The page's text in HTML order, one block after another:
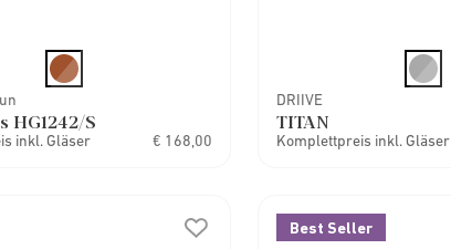
HG1242/S
inkl. Gläser € 168,00
DRIIVE
TITAN
Komplettpreis inkl. Gläser
Best Seller